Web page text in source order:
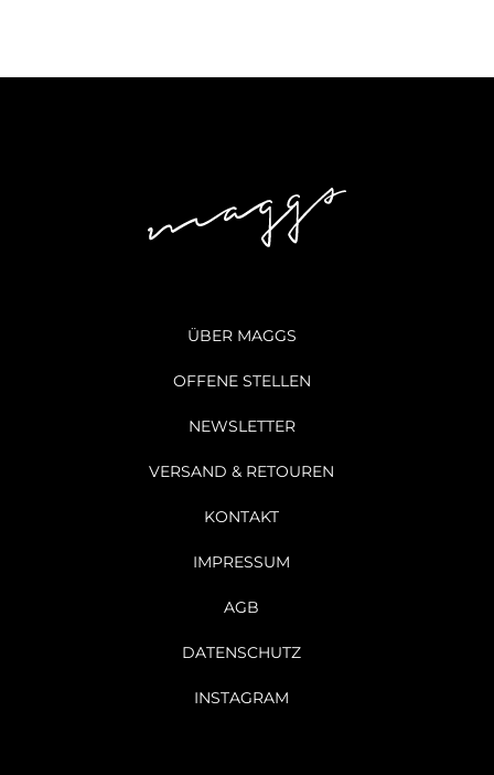
ÜBER MAGGS
OFFENE STELLEN
NEWSLETTER
VERSAND & RETOUREN
KONTAKT
IMPRESSUM
AGB
DATENSCHUTZ
INSTAGRAM